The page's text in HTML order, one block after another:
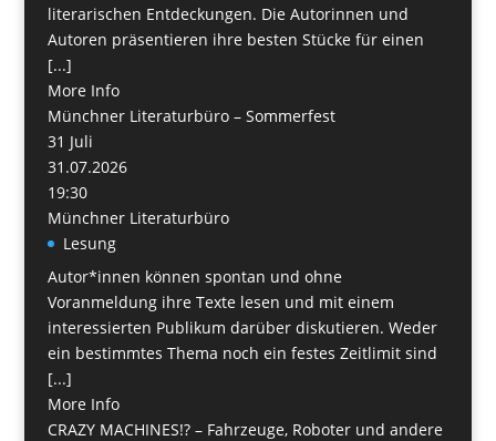
literarischen Entdeckungen. Die Autorinnen und
Autoren präsentieren ihre besten Stücke für einen
[...]
More Info
Münchner Literaturbüro – Sommerfest
31 Juli
31.07.2026
19:30
Münchner Literaturbüro
Lesung
Autor*innen können spontan und ohne
Voranmeldung ihre Texte lesen und mit einem
interessierten Publikum darüber diskutieren. Weder
ein bestimmtes Thema noch ein festes Zeitlimit sind
[...]
More Info
CRAZY MACHINES!? – Fahrzeuge, Roboter und andere